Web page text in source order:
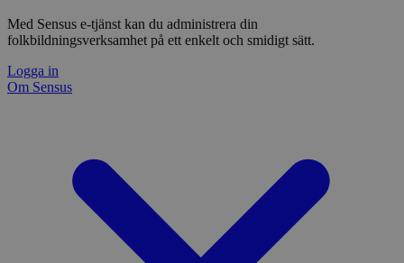
Med Sensus e-tjänst kan du administrera din
folkbildningsverksamhet på ett enkelt och smidigt sätt.
Logga in
Om Sensus